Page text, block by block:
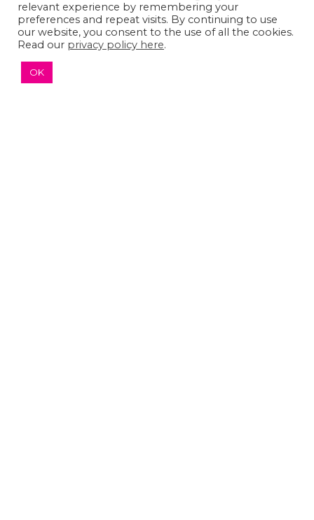
The Sumaira Foundation
PO Box 161, Brookline, MA 02446
relevant experience by remembering your
preferences and repeat visits. By continuing to use
our website, you consent to the use of all the cookies.
Read our privacy policy here.
OK